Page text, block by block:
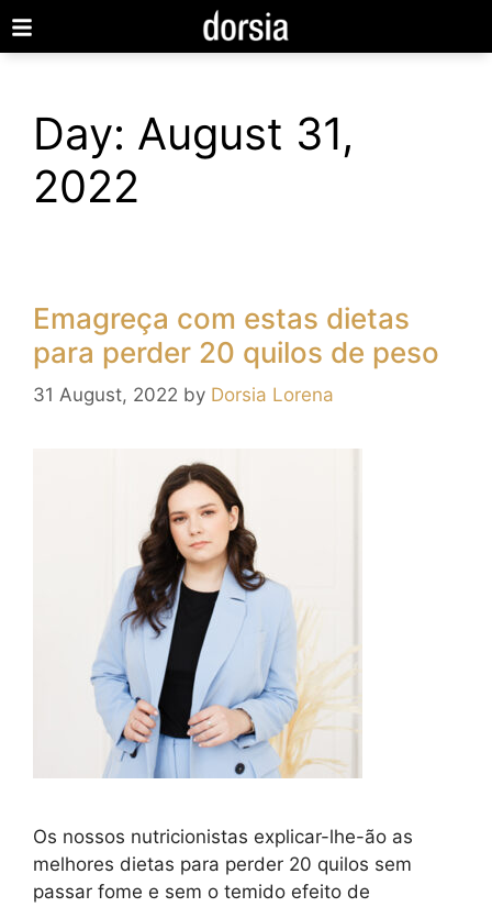
Day: August 31,
2022
Emagreça com estas dietas
para perder 20 quilos de peso
31 August, 2022 by Dorsia Lorena
Os nossos nutricionistas explicar-lhe-ão as
melhores dietas para perder 20 quilos sem
passar fome e sem o temido efeito de